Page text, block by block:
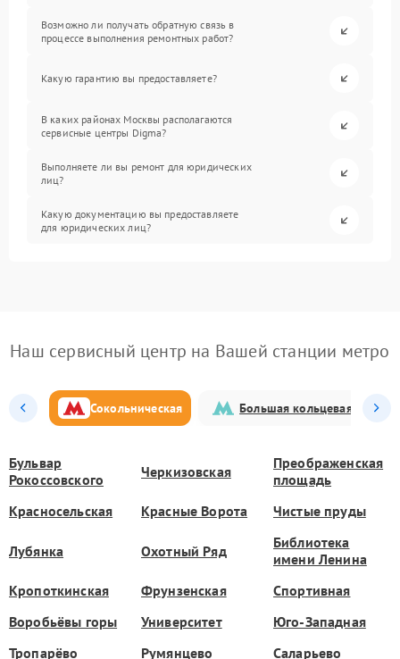
Возможно ли получать обратную связь в
процессе выполнения ремонтных работ?
Какую гарантию вы предоставляете?
В каких районах Москвы располагаются
сервисные центры Digma?
Выполняете ли вы ремонт для юридических
лиц?
Какую документацию вы предоставляете
для юридических лиц?
Наш сервисный центр на Вашей станции метро
Сокольническая Большая кольцевая
Бульвар
Рокоссовского
Черкизовская
Преображенская
площадь
Красносельская
Красные Ворота Чистые пруды
Лубянка Охотный Ряд
Библиотека
имени Ленина
Кропоткинская
Фрунзенская
Спортивная
Воробьёвы горы
Университет
Юго-Западная
Тропарёво
Румянцево Саларьево